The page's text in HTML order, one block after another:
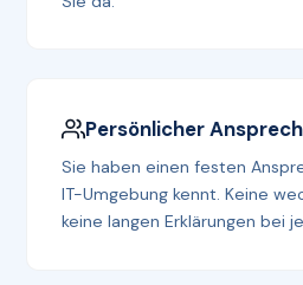
Persönlicher
Sie haben einen festen
IT-Umgebung kennt. Keine
keine langen Erklärungen bei